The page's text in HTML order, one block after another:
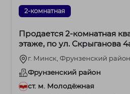
2-комнатная
Продается 2-комнатная
этаже, по ул. Скрыганова
Метро Молодежная.
г. Минск, Фрунзенский
Фрунзенский район
ст. м. Молодёжная